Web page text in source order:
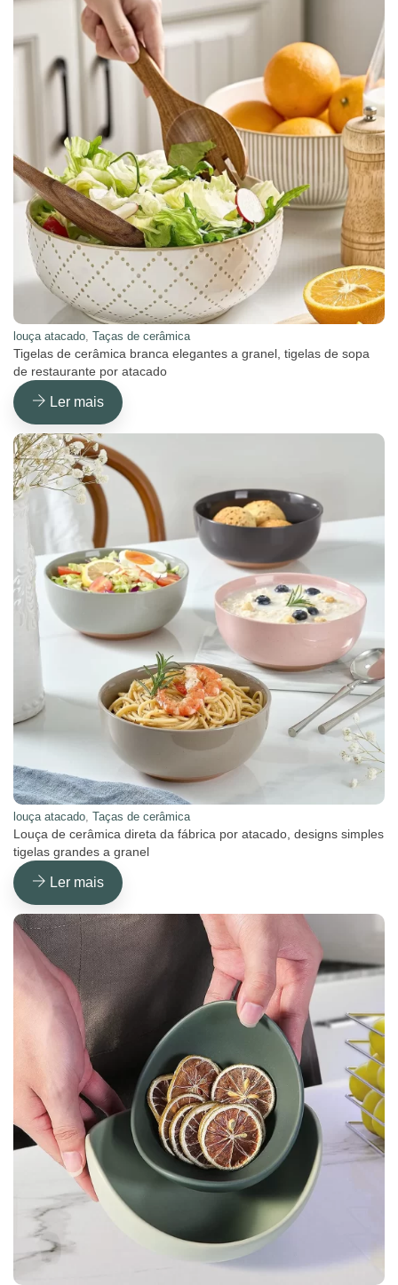
louça atacado, Taças de cerâmica
Tigelas de cerâmica branca elegantes a granel, tigelas de sopa
de restaurante por atacado
Ler mais
louça atacado, Taças de cerâmica
Louça de cerâmica direta da fábrica por atacado, designs simples
tigelas grandes a granel
Ler mais